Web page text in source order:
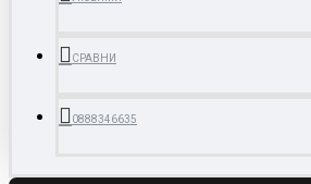
СРАВНИ
0888346635